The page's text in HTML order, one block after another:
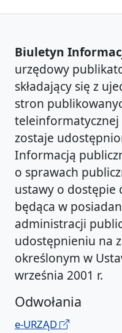
Biuletyn
urzędowy
składający się z
stron
zostaje
Informacją
o sprawach
ustawy o dostępie
będąca w
administracji
udostępnieniu na
określonym w
września 2001 r.
Odwołania
e-URZĄD